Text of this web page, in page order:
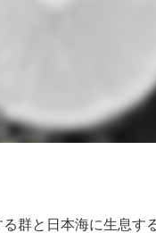
群と日本海に生息す